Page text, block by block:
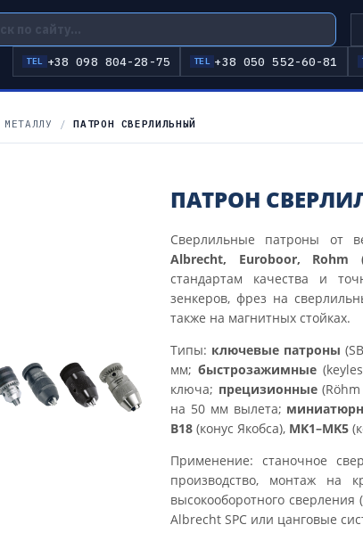
TEL +38 098 804-28-75 TEL +38 050 552-60-81
/ ПАТРОН СВЕРЛИЛЬНЫЙ
ПАТРОН
Сверлильные патроны от
Albrecht, Euroboor, Rohm
стандартам качества и
зенкеров, фрез на
также на магнитных стойках.
Типы: ключевые патроны
мм;быстрозажимные
ключа; прецизионные(Röhm
на 50 мм вылета;
B18 (конус Якобса), MK1–MK5
Применение: станочное
производство, монтаж на
высокооборотного
Albrecht SPC или цанговые